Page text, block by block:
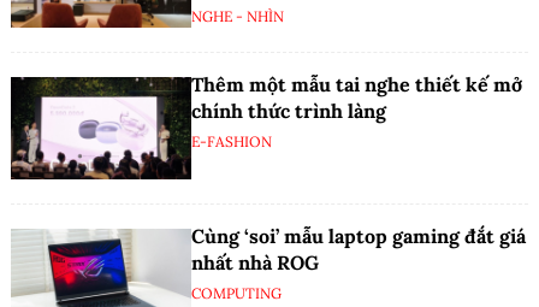
NGHE - NHÌN
Thêm một mẫu tai nghe thiết kế mở
chính thức trình làng
E-FASHION
Cùng ‘soi’ mẫu laptop gaming đắt giá
nhất nhà ROG
COMPUTING